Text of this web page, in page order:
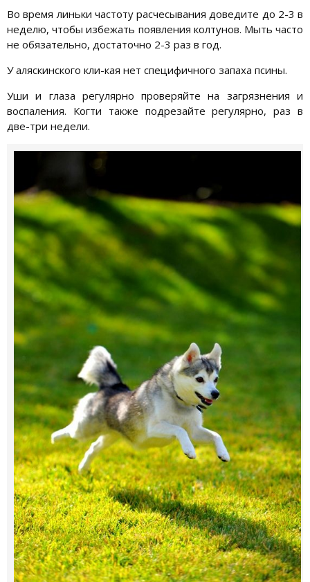
Во время линьки частоту расчесывания доведите до 2-3 в
неделю, чтобы избежать появления колтунов. Мыть часто
не обязательно, достаточно 2-3 раз в год.
У аляскинского кли-кая нет специфичного запаха псины.
Уши и глаза регулярно проверяйте на загрязнения и
воспаления. Когти также подрезайте регулярно, раз в
две-три недели.